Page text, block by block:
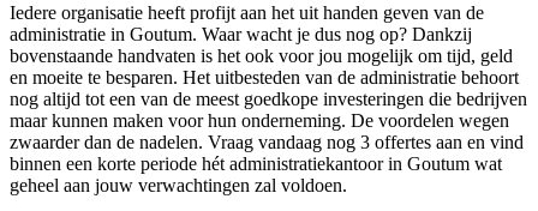
Iedere organisatie heeft profijt aan het uit handen geven van de
administratie in Goutum. Waar wacht je dus nog op? Dankzij
bovenstaande handvaten is het ook voor jou mogelijk om tijd, geld
en moeite te besparen. Het uitbesteden van de administratie behoort
nog altijd tot een van de meest goedkope investeringen die bedrijven
maar kunnen maken voor hun onderneming. De voordelen wegen
zwaarder dan de nadelen. Vraag vandaag nog 3 offertes aan en vind
binnen een korte periode hét administratiekantoor in Goutum wat
geheel aan jouw verwachtingen zal voldoen.